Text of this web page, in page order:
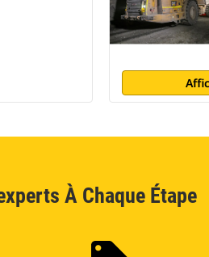
À Chaque Étape